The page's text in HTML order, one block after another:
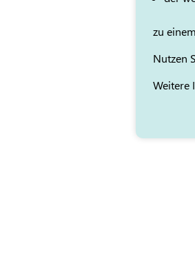
zu
Nutzen
Weitere